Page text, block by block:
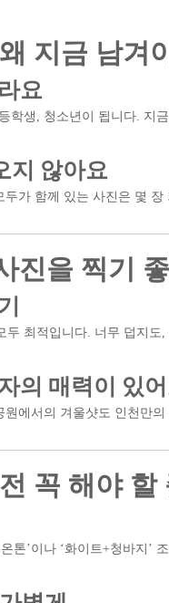
지금 남겨
요
학생, 청소년이 됩니다. 지
지 않아요
가 함께 있는 사진은 몇 장
진을 찍기
두 최적입니다. 너무 덥지도
의 매력이 있
에서의 겨울샷도 인천만
꼭 해야 할
톤’이나 ‘화이트+청바지’